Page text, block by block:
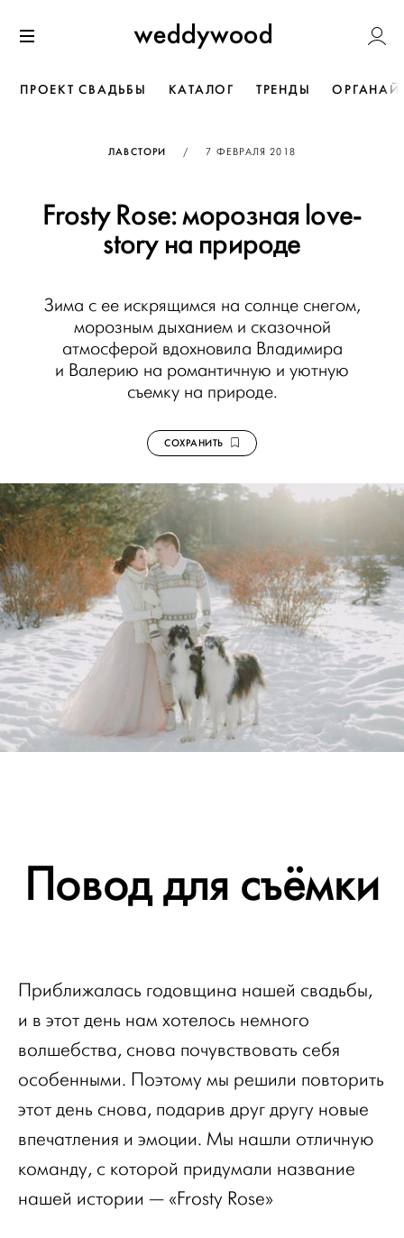
к содержанию
Weddywood
ПРОЕКТ СВАДЬБЫ КАТАЛОГ ТРЕНДЫ
ЛАВСТОРИ / ОПУБЛИКОВАНО
7 ФЕВРАЛЯ 2018
Frosty Rose: морозная love-
story на природе
Зима с ее искрящимся на солнце снегом,
морозным дыханием и сказочной
атмосферой вдохновила Владимира
и Валерию на романтичную и уютную
съемку на природе.
СОХРАНИТЬ
Повод для съёмки
Приближалась годовщина нашей свадьбы,
и в этот день нам хотелось немного
волшебства, снова почувствовать себя
особенными. Поэтому мы решили повторить
этот день снова, подарив друг другу новые
впечатления и эмоции. Мы нашли отличную
команду, с которой придумали название
нашей истории — «Frosty Rose»